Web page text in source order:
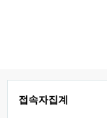
접속자집계